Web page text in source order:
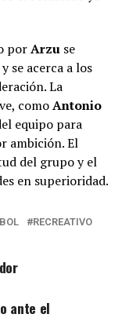
porArzuse
se acerca a los
La
comoAntonio
equipo para
ambición. El
del grupo y el
en superioridad.
RECREATIVO
ante el